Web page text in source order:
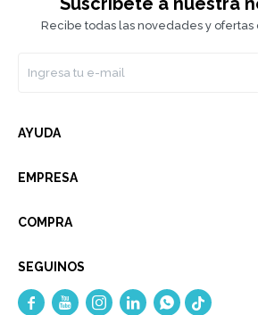
Recibe todas las novedades y ofertas
AYUDA
EMPRESA
COMPRA
SEGUINOS
    